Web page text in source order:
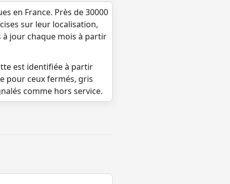
en France. Près de 30000
sur leur localisation,
à jour chaque mois à partir
est identifiée à partir
pour ceux fermés, gris
comme hors service.